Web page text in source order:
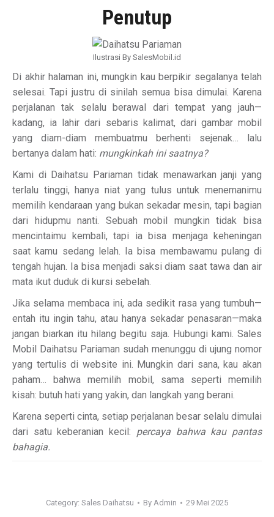
Penutup
Ilustrasi By SalesMobil.id
Di akhir halaman ini, mungkin kau berpikir segalanya telah
selesai. Tapi justru di sinilah semua bisa dimulai. Karena
perjalanan tak selalu berawal dari tempat yang jauh—
kadang, ia lahir dari sebaris kalimat, dari gambar mobil
yang diam-diam membuatmu berhenti sejenak… lalu
bertanya dalam hati: mungkinkah ini saatnya?
Kami di Daihatsu Pariaman tidak menawarkan janji yang
terlalu tinggi, hanya niat yang tulus untuk menemanimu
memilih kendaraan yang bukan sekadar mesin, tapi bagian
dari hidupmu nanti. Sebuah mobil mungkin tidak bisa
mencintaimu kembali, tapi ia bisa menjaga keheningan
saat kamu sedang lelah. Ia bisa membawamu pulang di
tengah hujan. Ia bisa menjadi saksi diam saat tawa dan air
mata ikut duduk di kursi sebelah.
Jika selama membaca ini, ada sedikit rasa yang tumbuh—
entah itu ingin tahu, atau hanya sekadar penasaran—maka
jangan biarkan itu hilang begitu saja. Hubungi kami. Sales
Mobil Daihatsu Pariaman sudah menunggu di ujung nomor
yang tertulis di website ini. Mungkin dari sana, kau akan
paham… bahwa memilih mobil, sama seperti memilih
kisah: butuh hati yang yakin, dan langkah yang berani.
Karena seperti cinta, setiap perjalanan besar selalu dimulai
dari satu keberanian kecil: percaya bahwa kau pantas
bahagia.
Category: Sales Daihatsu By Admin 29 Mei 2025